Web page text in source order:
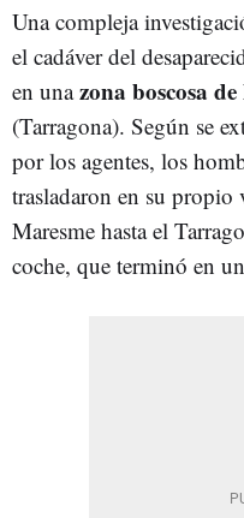
Una compleja
el cadáver del
en unazona boscosa
(Tarragona). Según se
por los agentes, los
trasladaron en su propio
Maresme hasta el
coche, que terminó en un